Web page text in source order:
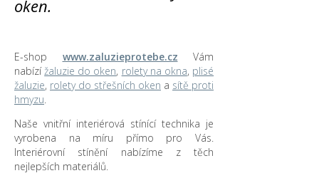
oken.
E-shop www.zaluzieprotebe.cz Vám
nabízížaluzie do oken, rolety na okna, plisé
žaluzie, rolety do střešních oken a sítě proti
hmyzu.
Naše vnitřní interiérová stínící technika je
vyrobena na míru přímo pro Vás.
Interiérovní stínění nabízíme z těch
nejlepších materiálů.